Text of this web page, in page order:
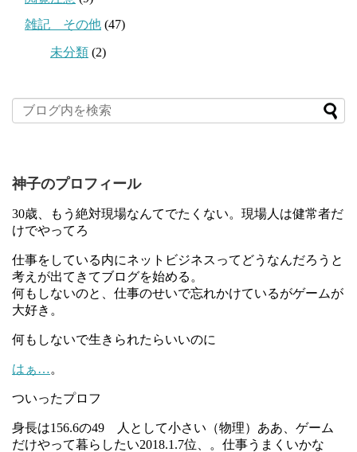
雑記 その他 (47)
未分類 (2)
神子のプロフィール
30歳、もう絶対現場なんてでたくない。現場人は健常者だ
けでやってろ
仕事をしている内にネットビジネスってどうなんだろうと
考えが出てきてブログを始める。
何もしないのと、仕事のせいで忘れかけているがゲームが
大好き。
何もしないで生きられたらいいのに
はぁ…。
ついったプロフ
身長は156.6の49 人として小さい（物理）ああ、ゲーム
だけやって暮らしたい2018.1.7位、。仕事うまくいかな